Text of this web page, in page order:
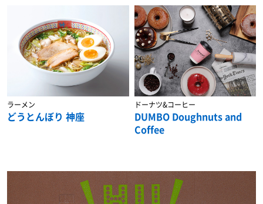
ラーメン
どうとんぼり 神座
ドーナツ&コーヒー
DUMBO Doughnuts and
Coffee